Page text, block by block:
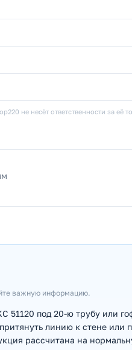
не несёт ответственности за её
важную информацию.
51120 под 20-ю трубу или
линию к стене или
рассчитана на